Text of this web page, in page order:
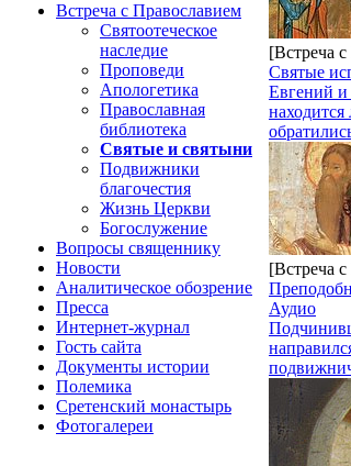
Встреча с Православием
Святоотеческое
наследие
Проповеди
Апологетика
Православная
библиотека
Святые и святыни
Подвижники
благочестия
Жизнь Церкви
Богослужение
Вопросы священнику
Новости
Аналитическое обозрение
Пресса
Интернет-журнал
Гость сайта
Документы истории
Полемика
Сретенский монастырь
Фотогалереи
[Встреча
Святые
Евгений и
[Встреча
Аудио